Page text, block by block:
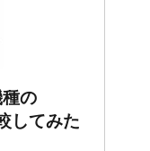
の
してみた